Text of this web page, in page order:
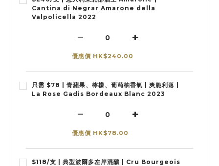
Cantina di Negrar Amarone della
Valpolicella 2022
優惠價 HK$240.00
只需 $78 | 青蘋果、檸檬、葡萄柚香氣 | 爽脆利落 |
La Rose Gadis Bordeaux Blanc 2023
優惠價 HK$78.00
$118/支 | 典型波爾多左岸混釀 | Cru Bourgeois